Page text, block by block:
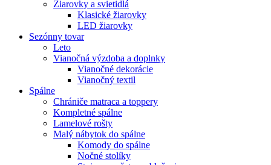
Žiarovky a svietidlá
Klasické žiarovky
LED žiarovky
Sezónny tovar
Leto
Vianočná výzdoba a doplnky
Vianočné dekorácie
Vianočný textil
Spálne
Chrániče matraca a toppery
Kompletné spálne
Lamelové rošty
Malý nábytok do spálne
Komody do spálne
Nočné stolíky